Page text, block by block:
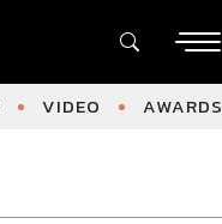
VIDEO AWARDS